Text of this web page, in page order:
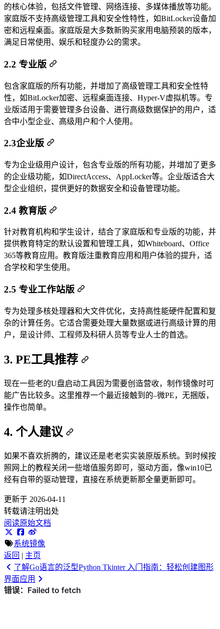
的核心体验，包括文件管理、网络连接、多媒体播放等功能。
家庭版不支持高级管理工具和安全性特性，如BitLocker设备加
密和远程桌面。家庭版是大多数新购买家用电脑预装的版本，
满足日常使用、娱乐和轻度办公的需求。‌
2.2 ‌专业版
包含家庭版的所有功能，并增加了高级管理工具和安全性特
性，如BitLocker加密、远程桌面连接、Hyper-V虚拟机等。专
业版适用于需要管理多台设备、进行高级数据保护的用户，适
合中小型企业、高级用户和个人使用。
2.3‌企业版‌
专为企业级用户设计，包含专业版的所有功能，并增加了更多
的企业级功能，如DirectAccess、AppLocker等。企业版适合大
型企业组织，提供更好的数据安全和设备管理功能。
2.4 ‌教育版‌
针对教育机构和学生设计，结合了家庭版和专业版的功能，并
提供教育特定的默认设置和管理工具，如Whiteboard、Office
365等教育应用。教育版注重教育应用和用户体验的提升，适
合学校和学生使用。
2.5 ‌专业工作站版‌
专为处理多核处理器和大文件优化，支持高性能硬件配置和复
杂的计算任务。它适合需要处理大量数据或进行高级计算的用
户，是设计师、工程师及科研人员等专业人士的首选。‌
3. PE工具推荐
现在一些老的U盘启动工具因为需要创造营收，制作镜像时可
能广告比较多。这里推荐一个最近接触到的–微PE，无捆版，
操作也简单。
4. 个人建议
如果不喜欢折腾的，建议还是老老实实装原版系统。到时候按
照网上的教程关闭一些增值服务即可，驱动方面，像win10已
经有自带的驱动管理，直接在系统更新那全量更新即可。
更新于 2026-04-11
转载请注明出处
阅读原始文档
系统镜像
返回 | 主页
了解Go语言的泛型Python Tkinter 入门指南：轻松创建图形
界面应用